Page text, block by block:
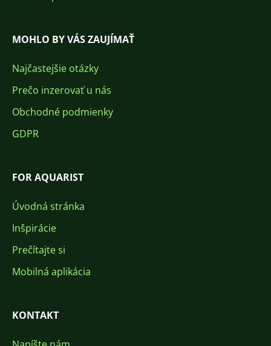
MOHLO BY VÁS ZAUJÍMAŤ
Najčastejšie otázky
Prečo inzerovať u nás
Obchodné podmienky
GDPR
FOR AQUARIST
Úvodná stránka
Inšpirácie
Prečítajte si
Mobilná aplikácia
KONTAKT